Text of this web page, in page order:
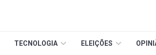
TECNOLOGIA ELEIÇÕES